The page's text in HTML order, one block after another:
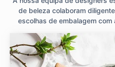
de beleza colaboram
escolhas de embalagem